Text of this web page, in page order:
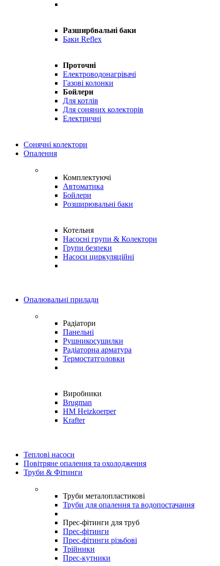
Разширбвальні баки
Баки Reflex
Проточні
Електроводонагрівачі
Газові колонки
Бойлери
Для котлів
Для соняних колекторів
Електричні
Сонячні колектори
Опалення
Комплектуючі
Автоматика
Бойлери
Розширювальні баки
Котельня
Насосні групи & Колектори
Групи безпеки
Насоси циркуляційні
Опалювальні прилади
Радіатори
Панельні
Рушникосушилки
Радіаторна арматура
Термостатголовки
Виробники
Brugman
HM Heizkoerper
Krafter
Теплові насоси
Повітряне опалення та охолодження
Труби & Фітинги
Труби металопластикові
Труби для опалення та водопостачання
Прес-фітинги для труб
Прес-фітинги
Прес-фітинги різьбові
Трійники
Прес-кутники